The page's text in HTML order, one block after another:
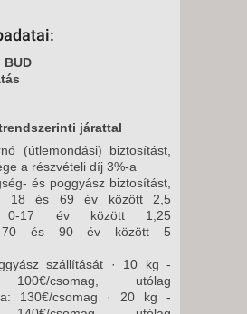
09., HÉTFŐ -
09., HÉTFŐ -
ÉJSZAKA
10., KEDD -
ÉJSZAKA
10., KEDD -
10., KEDD -
BUD
járattal
(útlemondási) biztosítást,
a részvételi díj 3%-a
és poggyász biztosítást,
18 és 69 év között 2,5
0-17 év között 1,25
70 és 90 év között 5
szállítását · 10 kg -
100€/csomag, utólag
130€/csomag · 20 kg -